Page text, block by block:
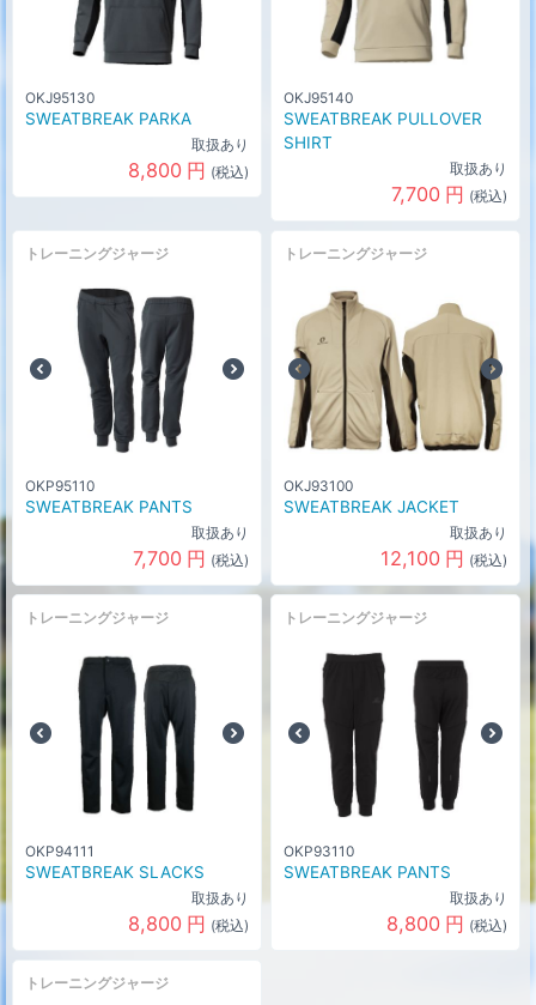
OKJ95130
SWEATBREAK PARKA
取扱あり
8,800 円 (税込)
OKJ95140
SWEATBREAK PULLOVER
SHIRT
取扱あり
7,700 円 (税込)
トレーニングジャージ
OKP95110
SWEATBREAK PANTS
取扱あり
7,700 円 (税込)
トレーニングジャージ
OKJ93100
SWEATBREAK JACKET
取扱あり
12,100 円 (税込)
トレーニングジャージ
OKP94111
SWEATBREAK SLACKS
取扱あり
8,800 円 (税込)
トレーニングジャージ
OKP93110
SWEATBREAK PANTS
取扱あり
8,800 円 (税込)
トレーニングジャージ